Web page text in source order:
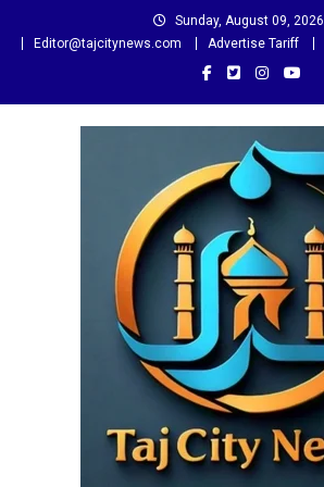
Sunday, August 09, 2026
Editor@tajcitynews.com
Advertise Tariff